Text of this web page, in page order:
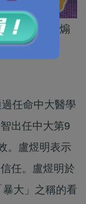
」，而唔係煽
任命中大醫學
出任中大第9
。盧煜明表示
任。盧煜明於
大」之稱的看